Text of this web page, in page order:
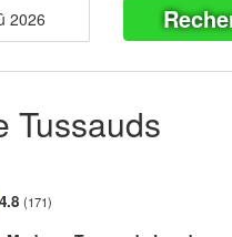
2026
Tussauds
4.8(171)